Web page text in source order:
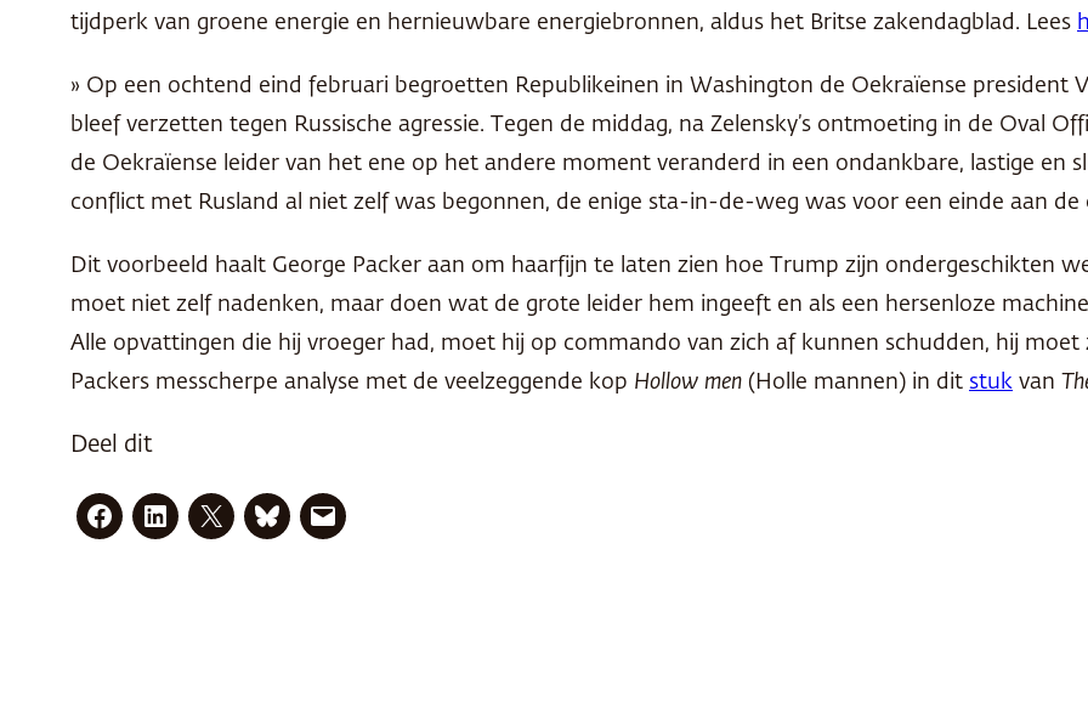
tijdperk van groene energie en hernieuwbare energiebronnen, aldus het Britse zakendagblad. Lees
» Op een ochtend eind februari begroetten Republikeinen in Washington de Oekraïense president
bleef verzetten tegen Russische agressie. Tegen de middag, na Zelensky’s ontmoeting in de Oval
de Oekraïense leider van het ene op het andere moment veranderd in een ondankbare, lastige en
conflict met Rusland al niet zelf was begonnen, de enige sta-in-de-weg was voor een einde aan de
Dit voorbeeld haalt George Packer aan om haarfijn te laten zien hoe Trump zijn ondergeschikten
moet niet zelf nadenken, maar doen wat de grote leider hem ingeeft en als een hersenloze
Alle opvattingen die hij vroeger had, moet hij op commando van zich af kunnen schudden, hij moet
Packers messcherpe analyse met de veelzeggende kop Hollow men (Holle mannen) in dit stuk van
Deel dit